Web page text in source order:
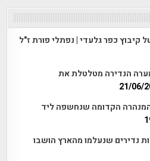
קיבוץ כפר גלעדי | נפתלי פורת ז"ל
הנדירה מטלטלת את
21/06/
הקדומה שנחשפה ליד
נדירים שנעלמו מהארץ הושבו